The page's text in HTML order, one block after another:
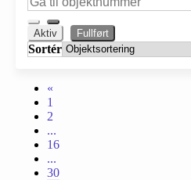
Aktiv Fullført
Sortér
«
1
2
...
16
...
30